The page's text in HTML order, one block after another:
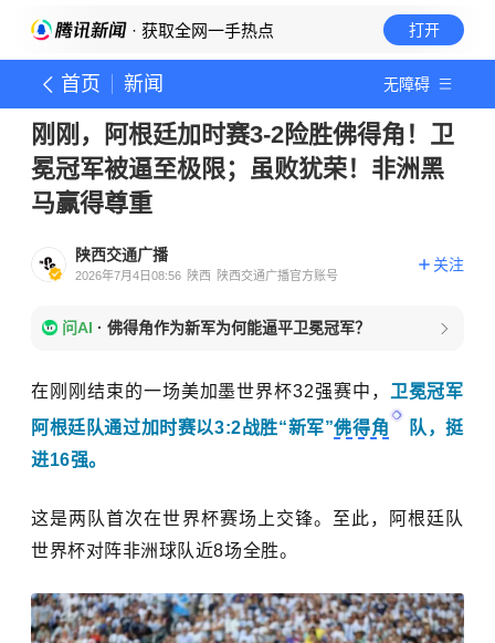
· 获取全网一手热点 打开
首页 新闻 无障碍
刚刚，阿根廷加时赛3-2险胜佛得角！卫
冕冠军被逼至极限；虽败犹荣！非洲黑
马赢得尊重
陕西交通广播
2026年7月4日08:56 陕西 陕西交通广播官方账号
关注
问AI · 佛得角作为新军为何能逼平卫冕冠军？
在刚刚结束的一场美加墨世界杯32强赛中， 卫冕冠军
阿根廷队通过加时赛以3:2战胜“新军”佛得角
队，挺
进16强。
这是两队首次在世界杯赛场上交锋。至此，阿根廷队
世界杯对阵非洲球队近8场全胜。